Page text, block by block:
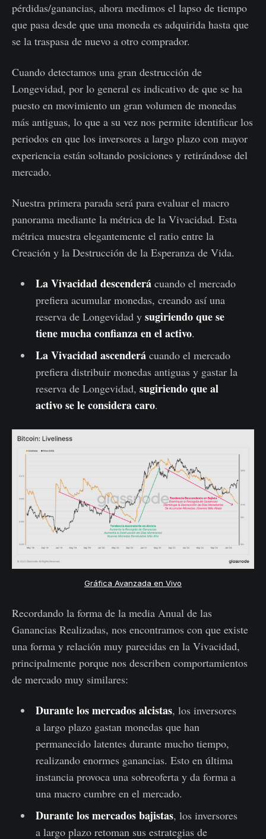
pérdidas/ganancias, ahora medimos el lapso de tiempo
que pasa desde que una moneda es adquirida hasta que
se la traspasa de nuevo a otro comprador.
Cuando detectamos una gran destrucción de
Longevidad, por lo general es indicativo de que se ha
puesto en movimiento un gran volumen de monedas
más antiguas, lo que a su vez nos permite identificar los
periodos en que los inversores a largo plazo con mayor
experiencia están soltando posiciones y retirándose del
mercado.
Nuestra primera parada será para evaluar el macro
panorama mediante la métrica de la Vivacidad. Esta
métrica muestra elegantemente el ratio entre la
Creación y la Destrucción de la Esperanza de Vida.
La Vivacidad descenderá cuando el mercado
prefiera acumular monedas, creando así una
reserva de Longevidad y sugiriendo que se
tiene mucha confianza en el activo.
La Vivacidad ascenderácuando el mercado
prefiera distribuir monedas antiguas y gastar la
reserva de Longevidad, sugiriendo que al
activo se le considera caro.
Gráfica Avanzada en Vivo
Recordando la forma de la media Anual de las
Ganancias Realizadas, nos encontramos con que existe
una forma y relación muy parecidas en la Vivacidad,
principalmente porque nos describen comportamientos
de mercado muy similares:
Durante los mercados alcistas, los inversores
a largo plazo gastan monedas que han
permanecido latentes durante mucho tiempo,
realizando enormes ganancias. Esto en última
instancia provoca una sobreoferta y da forma a
una macro cumbre en el mercado.
Durante los mercados bajistas, los inversores
a largo plazo retoman sus estrategias de